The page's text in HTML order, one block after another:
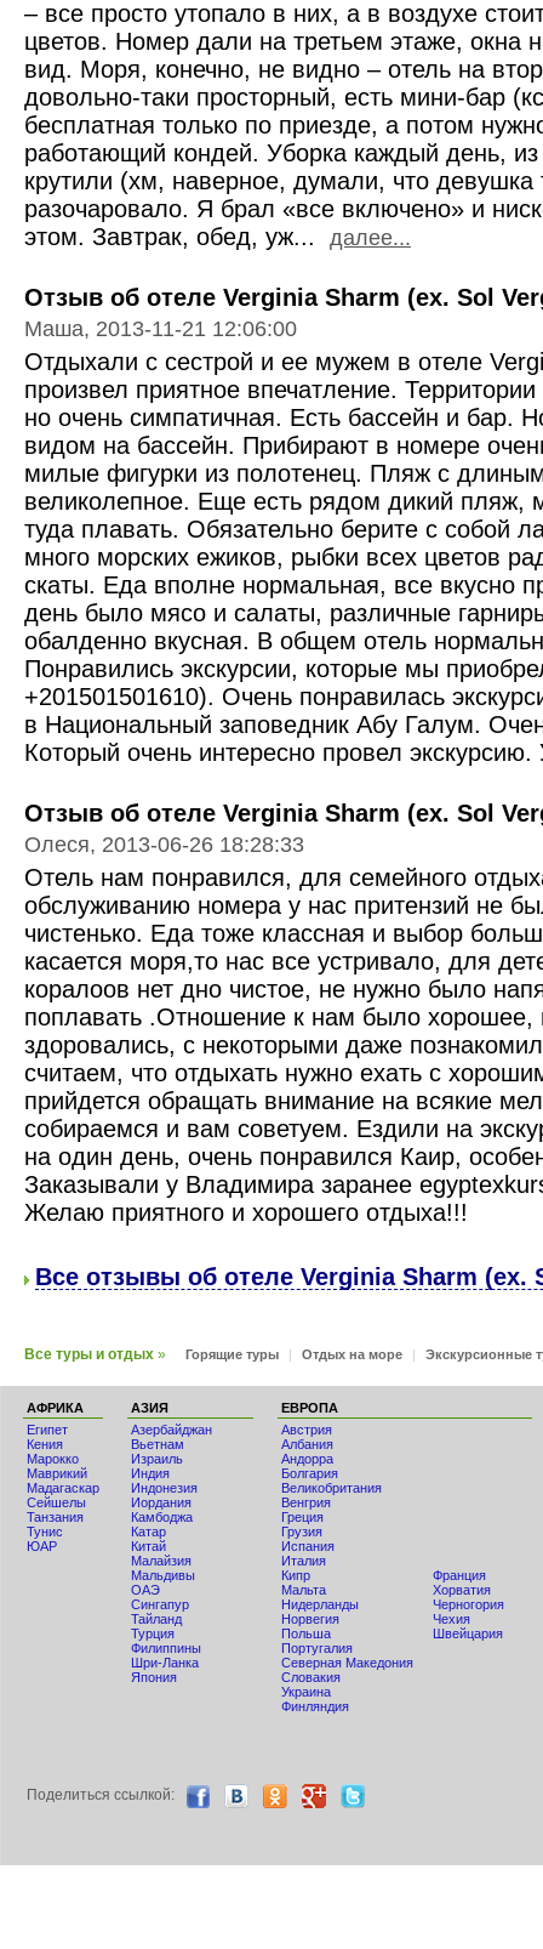
– все просто утопало в них, а в воздухе
цветов. Номер дали на третьем этаже, окна
вид. Моря, конечно, не видно – отель на
довольно-таки просторный, есть мини-бар
бесплатная только по приезде, а потом
работающий кондей. Уборка каждый день,
крутили (хм, наверное, думали, что девушка
разочаровало. Я брал «все включено» и
этом. Завтрак, обед, уж... далее...
Отзыв об отеле Verginia Sharm (ex. Sol
Маша, 2013-11-21 12:06:00
Отдыхали с сестрой и ее мужем в отеле
произвел приятное впечатление.
но очень симпатичная. Есть бассейн и бар.
видом на бассейн. Прибирают в номере
милые фигурки из полотенец. Пляж с
великолепное. Еще есть рядом дикий пляж,
туда плавать. Обязательно берите с собой
много морских ежиков, рыбки всех цветов
скаты. Еда вполне нормальная, все вкусно
день было мясо и салаты, различные
обалденно вкусная. В общем отель
Понравились экскурсии, которые мы
+201501501610). Очень понравилась
в Национальный заповедник Абу Галум.
Который очень интересно провел
Отзыв об отеле Verginia Sharm (ex. Sol
Олеся, 2013-06-26 18:28:33
Отель нам понравился, для семейного
обслуживанию номера у нас притензий не
чистенько. Еда тоже классная и выбор
касается моря,то нас все устривало, для
коралоов нет дно чистое, не нужно было
поплавать .Отношение к нам было хорошее,
здоровались, с некоторыми даже
считаем, что отдыхать нужно ехать с
прийдется обращать внимание на всякие
собираемся и вам советуем. Ездили на
на один день, очень понравился Каир,
Заказывали у Владимира заранее
Желаю приятного и хорошего отдыха!!!
Все отзывы об отеле Verginia Sharm (ex.
Все туры и отдых » Горящие туры | Отдых на море | Экскурсионные
АФРИКА
Египет
Кения
Мaрокко
Маврикий
Мадагаскар
Сейшелы
Танзания
Тунис
ЮАР
АЗИЯ
Азербайджан
Вьетнам
Израиль
Индия
Индонезия
Иордания
Камбоджа
Катар
Китай
Малайзия
Мальдивы
ОАЭ
Сингапур
Тайланд
Турция
Филиппины
Шри-Ланка
Япония
ЕВРОПА
Австрия
Албания
Андорра
Болгария
Великобритания
Венгрия
Греция
Грузия
Испания
Италия
Кипр
Мальта
Нидерланды
Норвегия
Польша
Португалия
Северная Македония
Словакия
Украина
Финляндия
Франция
Хорватия
Черногория
Чехия
Швейцария
Поделиться ccылкой: